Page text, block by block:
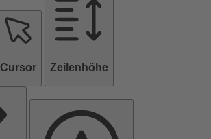
Cursor Zeilenhöhe